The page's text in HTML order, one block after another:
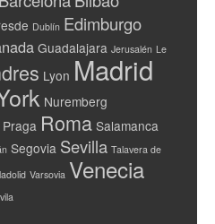
Dublín Edimburgo
Guadalajara Jerusalén Le
Lyon Madrid
Nuremberg
Praga Roma Salamanca
Segovia Sevilla Talavera de
Varsovia Venecia